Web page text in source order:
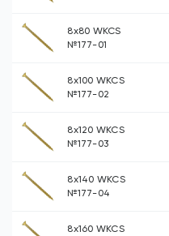
8х80 WKCS
№177-01
8х100 WKCS
№177-02
8х120 WKCS
№177-03
8х140 WKCS
№177-04
8х160 WKCS